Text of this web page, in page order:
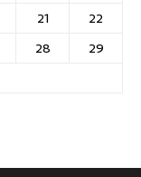
21
22
28
29